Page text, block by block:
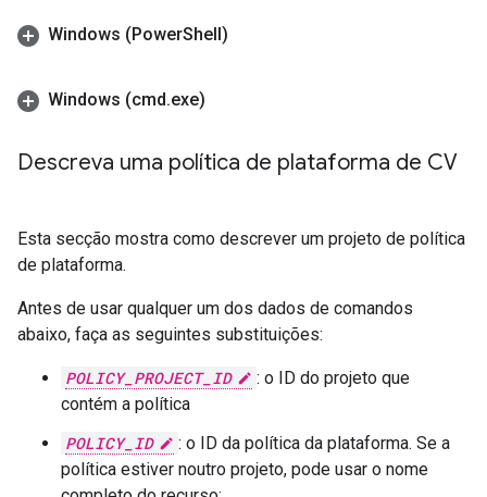
Windows (PowerShell)
Windows (cmd.exe)
Descreva uma política de plataforma de CV
Esta secção mostra como descrever um projeto de política
de plataforma.
Antes de usar qualquer um dos dados de comandos
abaixo, faça as seguintes substituições:
POLICY_PROJECT_ID
: o ID do projeto que
contém a política
POLICY_ID
: o ID da política da plataforma. Se a
política estiver noutro projeto, pode usar o nome